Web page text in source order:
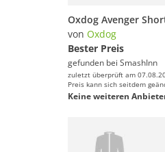
von Oxdog
Bester Preis
gefunden bei SmashInn
zuletzt überprüft am
Preis kann sich seitdem
Keine weiteren